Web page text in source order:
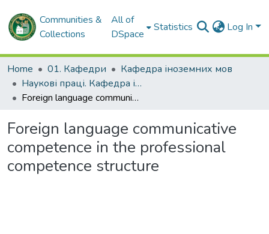
Communities &
Collections
All of
DSpace
Statistics Log In
Home 01. Кафедри
Кафедра іноземних мов
Наукові праці. Кафедра іноземних мов
Foreign language communicative competence in the professional competence structure
Foreign language communicative
competence in the professional
competence structure